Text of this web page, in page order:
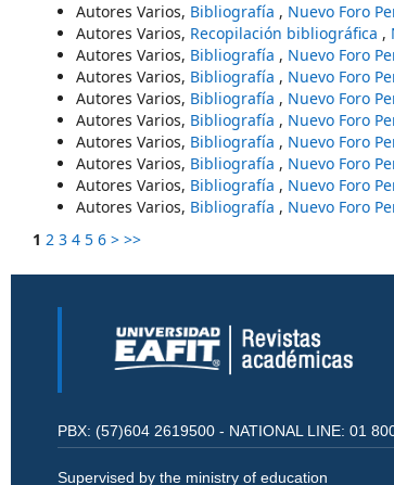
Autores Varios, Bibliografía , Nuevo Foro
Autores Varios, Recopilación bibliográfica ,
Autores Varios, Bibliografía , Nuevo Foro
Autores Varios, Bibliografía , Nuevo Foro
Autores Varios, Bibliografía , Nuevo Foro
Autores Varios, Bibliografía , Nuevo Foro
Autores Varios, Bibliografía , Nuevo Foro
Autores Varios, Bibliografía , Nuevo Foro
Autores Varios, Bibliografía , Nuevo Foro
Autores Varios, Bibliografía , Nuevo Foro
1 2 3 4 5 6 > >>
PBX: (57)604 2619500 - NATIONAL LINE: 01
Supervised by the ministry of education